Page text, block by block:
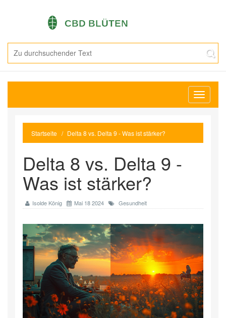
Startseite Delta 8 vs. Delta 9 - Was ist stärker?
Delta 8 vs. Delta 9 -
Was ist stärker?
Isolde König Mai 18 2024 Gesundheit